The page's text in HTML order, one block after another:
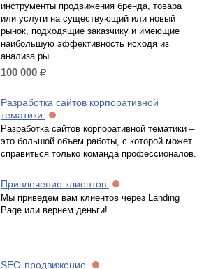
инструменты продвижения бренда, товара
или услуги на существующий или новый
рынок, подходящие заказчику и имеющие
наибольшую эффективность исходя из
анализа ры...
100 000 р.
Разработка сайтов корпоративной
тематики
Разработка сайтов корпоративной тематики –
это большой объем работы, с которой может
справиться только команда профессионалов.
Привлечение клиентов
Мы приведем вам клиентов через Landing
Page или вернем деньги!
SEO-продвижение